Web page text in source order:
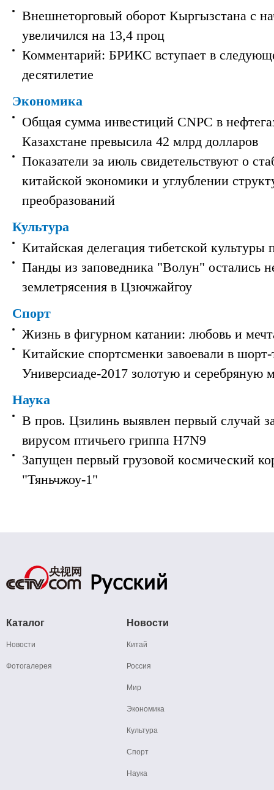
Внешнеторговый оборот Кыргызстана с
увеличился на 13,4 проц
Комментарий: БРИКС вступает в
десятилетие
Экономика
Общая сумма инвестиций CNPC в
Казахстане превысила 42 млрд долларов
Показатели за июль свидетельствуют о
китайской экономики и углублении
преобразований
Культура
Китайская делегация тибетской культуры
Панды из заповедника "Волун" остались
землетрясения в Цзючжайгоу
Спорт
Жизнь в фигурном катании: любовь и
Китайские спортсменки завоевали в шорт-
Универсиаде-2017 золотую и серебряную
Наука
В пров. Цзилинь выявлен первый случай
вирусом птичьего гриппа H7N9
Запущен первый грузовой космический
"Тяньчжоу-1"
Каталог
Новости
Фотогалерея
Новости
Китай
Россия
Мир
Экономика
Культура
Спорт
Наука